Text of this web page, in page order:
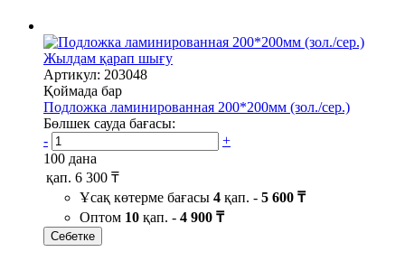
Жылдам қарап шығу
Артикул: 203048
Қоймада бар
Подложка ламинированная 200*200мм (зол./сер.)
Бөлшек сауда бағасы:
-
+
100 дана
қап. 6 300 ₸
Ұсақ көтерме бағасы 4 қап. - 5 600 ₸
Оптом 10 қап. - 4 900 ₸
Себетке